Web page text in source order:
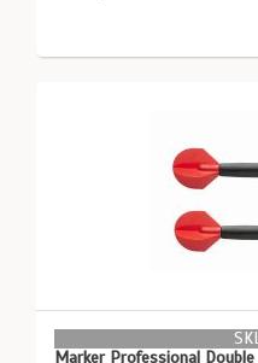
Marker Professional